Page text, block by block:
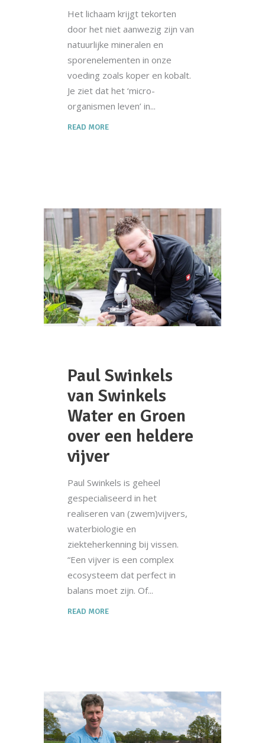
Het lichaam krijgt tekorten
door het niet aanwezig zijn van
natuurlijke mineralen en
sporenelementen in onze
voeding zoals koper en kobalt.
Je ziet dat het ‘micro-
organismen leven’ in
READ MORE
Paul Swinkels
van Swinkels
Water en Groen
over een heldere
vijver
Paul Swinkels is geheel
gespecialiseerd in het
realiseren van (zwem)vijvers,
waterbiologie en
ziekteherkenning bij vissen.
“Een vijver is een complex
ecosysteem dat perfect in
balans moet zijn. Of
READ MORE